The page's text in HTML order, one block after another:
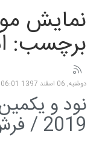
نمایش
برچسب:
دوشنبه, 06 اسفند 1397 06:01
نود و
2019 / فرش قرمز